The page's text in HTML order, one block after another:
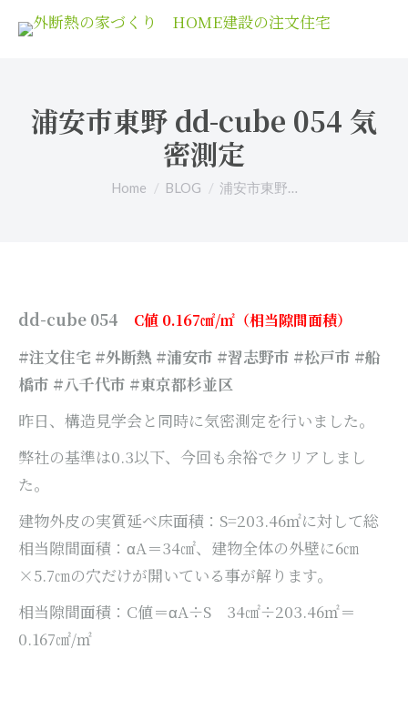
浦安市東野 dd-cube 054 気
密測定
You are here:
Home BLOG 浦安市東野…
dd-cube 054 C値 0.167㎠/㎡（相当隙間面積）
#注文住宅 #外断熱 #浦安市 #習志野市 #松戸市 #船
橋市 #八千代市 #東京都杉並区
昨日、構造見学会と同時に気密測定を行いました。
弊社の基準は0.3以下、今回も余裕でクリアしまし
た。
建物外皮の実質延べ床面積：S=203.46㎡に対して総
相当隙間面積：αA＝34㎠、建物全体の外壁に6㎝
×5.7㎝の穴だけが開いている事が解ります。
相当隙間面積：C値＝αA÷S 34㎠÷203.46㎡＝
0.167㎠/㎡